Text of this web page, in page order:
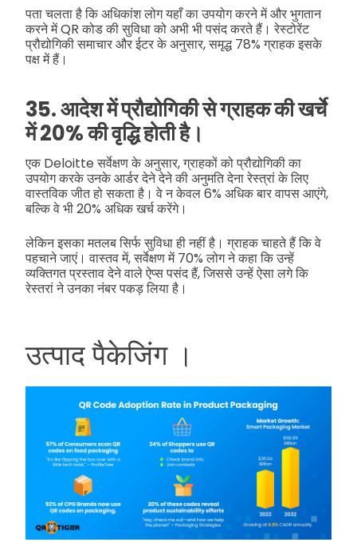
पता चलता है कि अधिकांश लोग यहाँ का उपयोग करने में और भुगतान
करने में QR कोड की सुविधा को अभी भी पसंद करते हैं। रेस्टोरेंट
प्रौद्योगिकी समाचार और ईटर के अनुसार, समृद्ध 78% ग्राहक इसके
पक्ष में हैं।
35. आदेश में प्रौद्योगिकी से ग्राहक की खर्चे
में 20% की वृद्धि होती है।
एक Deloitte सर्वेक्षण के अनुसार, ग्राहकों को प्रौद्योगिकी का
उपयोग करके उनके आर्डर देने देने की अनुमति देना रेस्त्रां के लिए
वास्तविक जीत हो सकता है। वे न केवल 6% अधिक बार वापस आएंगे,
बल्कि वे भी 20% अधिक खर्च करेंगे।
लेकिन इसका मतलब सिर्फ सुविधा ही नहीं है। ग्राहक चाहते हैं कि वे
पहचाने जाएं। वास्तव में, सर्वेक्षण में 70% लोग ने कहा कि उन्हें
व्यक्तिगत प्रस्ताव देने वाले ऐप्स पसंद हैं, जिससे उन्हें ऐसा लगे कि
रेस्तरां ने उनका नंबर पकड़ लिया है।
उत्पाद पैकेजिंग ।